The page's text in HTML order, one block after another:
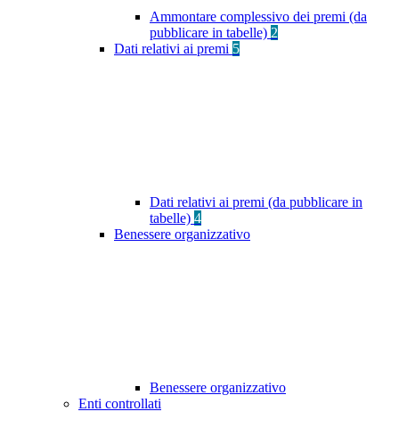
Ammontare complessivo dei premi (da
pubblicare in tabelle) 2
Dati relativi ai premi 5
Dati relativi ai premi (da pubblicare in
tabelle) 4
Benessere organizzativo
Benessere organizzativo
Enti controllati